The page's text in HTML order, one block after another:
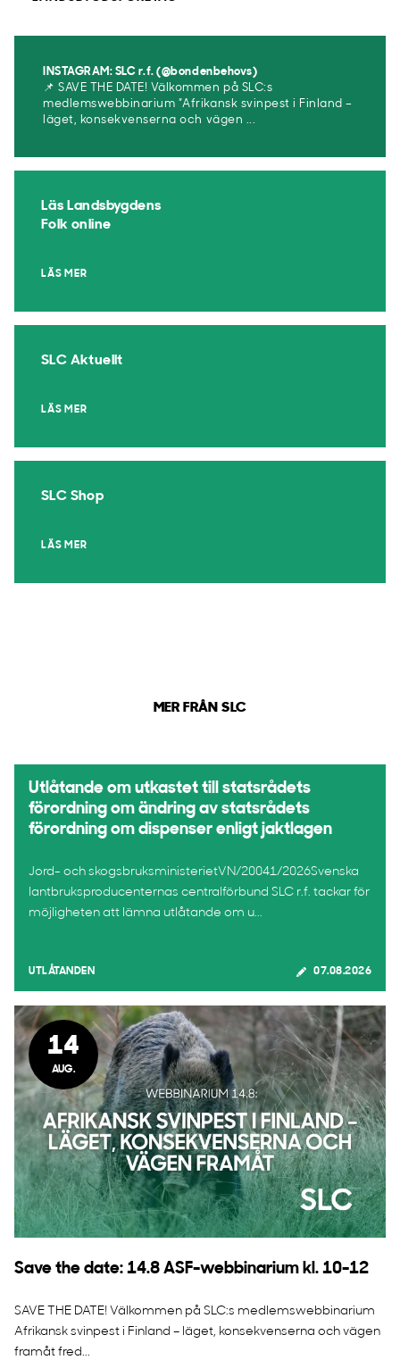
INSTAGRAM: SLC r.f. (@bondenbehovs)
📌 SAVE THE DATE! Välkommen på SLC:s
medlemswebbinarium ”Afrikansk svinpest i Finland –
läget, konsekvenserna och vägen ...
Läs Landsbygdens
Folk online
LÄS MER
SLC Aktuellt
LÄS MER
SLC Shop
LÄS MER
MER FRÅN SLC
Utlåtande om utkastet till statsrådets
förordning om ändring av statsrådets
förordning om dispenser enligt jaktlagen
Jord- och skogsbruksministerietVN/20041/2026Svenska
lantbruksproducenternas centralförbund SLC r.f. tackar för
möjligheten att lämna utlåtande om u...
UTLÅTANDEN 07.08.2026
14
AUG.
Save the date: 14.8 ASF-webbinarium kl. 10-12
SAVE THE DATE! Välkommen på SLC:s medlemswebbinarium
Afrikansk svinpest i Finland – läget, konsekvenserna och vägen
framåt fred...